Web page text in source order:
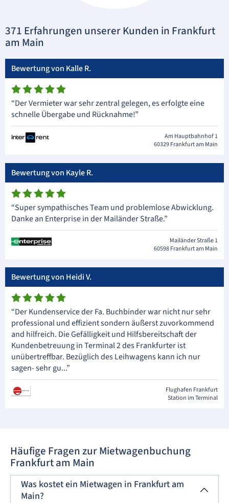
371 Erfahrungen unserer Kunden in Frankfurt
am Main
Bewertung von Kalle R.
“Der Vermieter war sehr zentral gelegen, es erfolgte eine
schnelle Übergabe und Rücknahme!”
Am Hauptbahnhof 1
60329 Frankfurt am Main
Bewertung von Kayle R.
“Super sympathisches Team und problemlose Abwicklung.
Danke an Enterprise in der Mailänder Straße.”
Mailänder Straße 1
60598 Frankfurt am Main
Bewertung von Heidi V.
“Der Kundenservice der Fa. Buchbinder war nicht nur sehr
professional und effizient sondern äußerst zuvorkommend
and hilfreich. Die Gefälligkeit und Hilfsbereitschaft der
Kundenbetreuung in Terminal 2 des Frankfurter ist
unübertreffbar. Bezüglich des Leihwagens kann ich nur
sagen- sehr gu...”
Flughafen Frankfurt
Station im Terminal
Häufige Fragen zur Mietwagenbuchung
Frankfurt am Main
Was kostet ein Mietwagen in Frankfurt am
Main?